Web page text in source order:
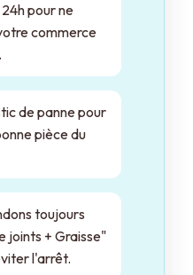
pour ne
commerce
de panne pour
pièce du
toujours
joints + Graisse"
l'arrêt.